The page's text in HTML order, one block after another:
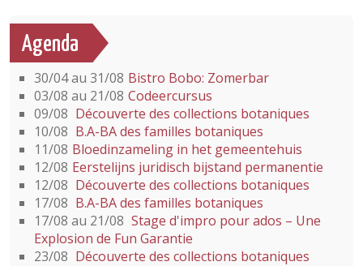
Agenda
30/04 au 31/08 Bistro Bobo: Zomerbar
03/08 au 21/08 Codeercursus
09/08 Découverte des collections botaniques
10/08 B.A-BA des familles botaniques
11/08 Bloedinzameling in het gemeentehuis
12/08 Eerstelijns juridisch bijstand permanentie
12/08 Découverte des collections botaniques
17/08 B.A-BA des familles botaniques
17/08 au 21/08 Stage d'impro pour ados – Une
Explosion de Fun Garantie
23/08 Découverte des collections botaniques